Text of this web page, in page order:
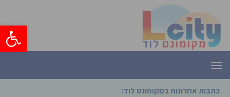
פתח
תפריט
כתבות אחרונות במקומונט לוד: